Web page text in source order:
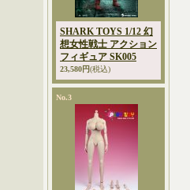
SHARK TOYS 1/12 幻
想女性戦士 アクション
フィギュア SK005
23,580円(税込)
No.3